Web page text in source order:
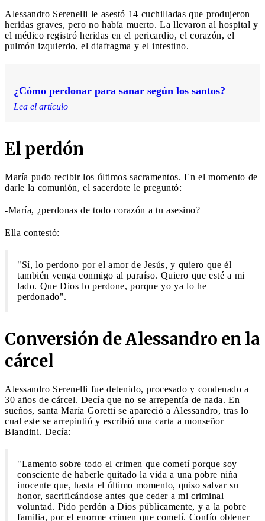
Alessandro Serenelli le asestó 14 cuchilladas que produjeron
heridas graves, pero no había muerto. La llevaron al hospital y
el médico registró heridas en el pericardio, el corazón, el
pulmón izquierdo, el diafragma y el intestino.
¿Cómo perdonar para sanar según los santos?
Lea el artículo
El perdón
María pudo recibir los últimos sacramentos. En el momento de
darle la comunión, el sacerdote le preguntó:
-María, ¿perdonas de todo corazón a tu asesino?
Ella contestó:
"Sí, lo perdono por el amor de Jesús, y quiero que él
también venga conmigo al paraíso. Quiero que esté a mi
lado. Que Dios lo perdone, porque yo ya lo he
perdonado".
Conversión de Alessandro en la
cárcel
Alessandro Serenelli fue detenido, procesado y condenado a
30 años de cárcel. Decía que no se arrepentía de nada. En
sueños, santa María Goretti se apareció a Alessandro, tras lo
cual este se arrepintió y escribió una carta a monseñor
Blandini. Decía:
"Lamento sobre todo el crimen que cometí porque soy
consciente de haberle quitado la vida a una pobre niña
inocente que, hasta el último momento, quiso salvar su
honor, sacrificándose antes que ceder a mi criminal
voluntad. Pido perdón a Dios públicamente, y a la pobre
familia, por el enorme crimen que cometí. Confío obtener